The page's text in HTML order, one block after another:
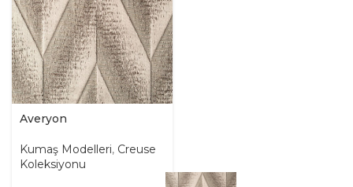
Averyon
Kumaş Modelleri, Creuse
Koleksiyonu